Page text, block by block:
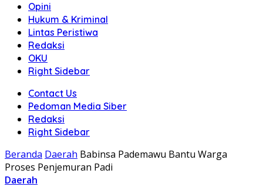
Opini
Hukum & Kriminal
Lintas Peristiwa
Redaksi
OKU
Right Sidebar
Contact Us
Pedoman Media Siber
Redaksi
Right Sidebar
Beranda Daerah Babinsa Pademawu Bantu Warga
Proses Penjemuran Padi
Daerah